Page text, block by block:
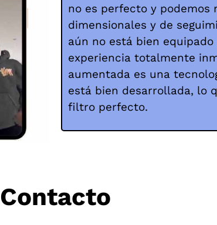
no es perfecto y podemos
dimensionales y de
aún no está bien
experiencia totalmente
aumentada es una
está bien desarrollada, lo
filtro perfecto.
Contacto